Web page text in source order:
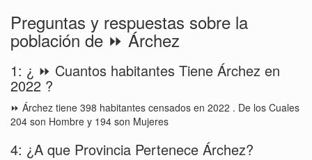
Preguntas y respuestas sobre la
población de ⏩ Árchez
1: ¿ ⏩ Cuantos habitantes Tiene Árchez en
2022 ?
⏩ Árchez tiene 398 habitantes censados en 2022 . De los Cuales
204 son Hombre y 194 son Mujeres
4: ¿A que Provincia Pertenece Árchez?